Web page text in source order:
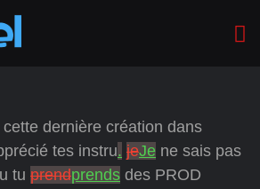
dernière création dans
tes instru. jeJe ne sais pas
tu prendprends des PROD